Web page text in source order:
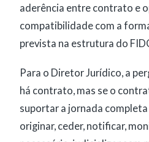
aderência entre contrato e
compatibilidade com a
prevista na estrutura do
Para o Diretor Jurídico, a
há contrato, mas se o
suportar a jornada
originar, ceder, notificar,